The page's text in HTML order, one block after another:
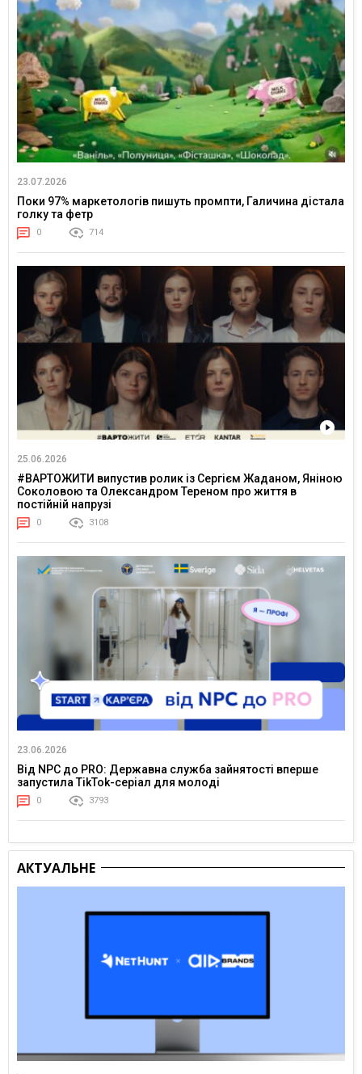
23.07.2026
Поки 97% маркетологів пишуть промпти, Галичина дістала
голку та фетр
0 714
25.06.2026
#ВАРТОЖИТИ випустив ролик із Сергієм Жаданом, Яніною
Соколовою та Олександром Тереном про життя в
постійній напрузі
0 3108
23.06.2026
Від NPC до PRO: Державна служба зайнятості вперше
запустила TikTok-серіал для молоді
0 3793
АКТУАЛЬНЕ